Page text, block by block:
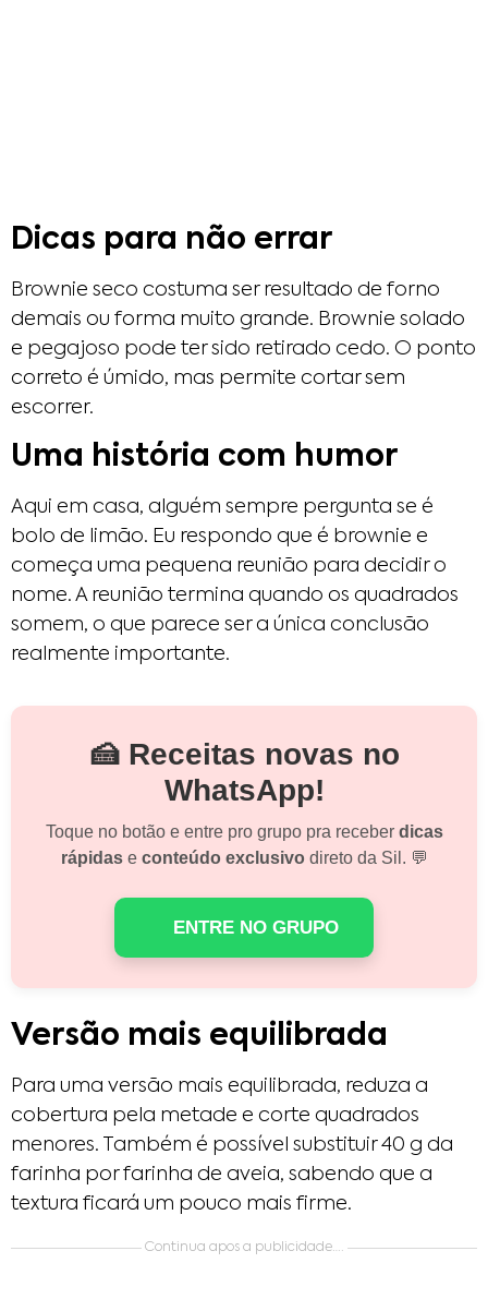
Dicas para não errar
Brownie seco costuma ser resultado de forno
demais ou forma muito grande. Brownie solado
e pegajoso pode ter sido retirado cedo. O ponto
correto é úmido, mas permite cortar sem
escorrer.
Uma história com humor
Aqui em casa, alguém sempre pergunta se é
bolo de limão. Eu respondo que é brownie e
começa uma pequena reunião para decidir o
nome. A reunião termina quando os quadrados
somem, o que parece ser a única conclusão
realmente importante.
🍰 Receitas novas no
WhatsApp!
Toque no botão e entre pro grupo pra receber dicas
rápidase conteúdo exclusivodireto da Sil. 💬
ENTRE NO GRUPO
Versão mais equilibrada
Para uma versão mais equilibrada, reduza a
cobertura pela metade e corte quadrados
menores. Também é possível substituir 40 g da
farinha por farinha de aveia, sabendo que a
textura ficará um pouco mais firme.
Continua apos a publicidade….